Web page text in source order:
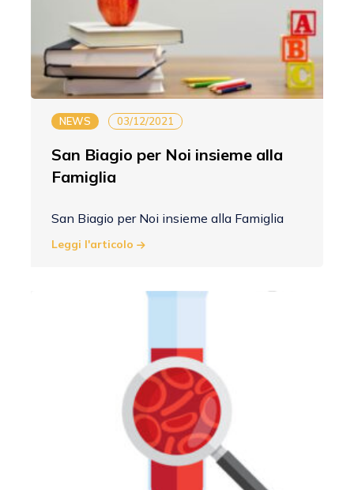
NEWS 03/12/2021
San Biagio per Noi insieme alla
Famiglia
San Biagio per Noi insieme alla Famiglia
Leggi l'articolo